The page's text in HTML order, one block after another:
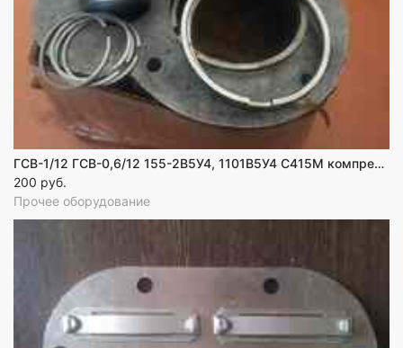
ГСВ-1/12 ГСВ-0,6/12 155-2В5У4, 1101В5У4 С415М компрессор запчасти
200 руб.
Прочее оборудование